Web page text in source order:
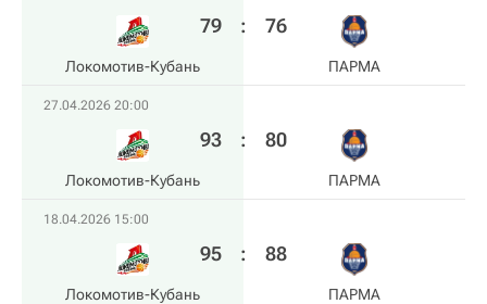
Локомотив-Кубань
79 : 76
ПАРМА
27.04.2026 20:00
Локомотив-Кубань
93 : 80
ПАРМА
18.04.2026 15:00
Локомотив-Кубань
95 : 88
ПАРМА